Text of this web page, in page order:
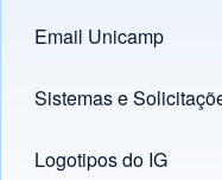
Links
Email Unicamp
(opens in new tab)
Sistemas e
(opens in new tab)
Logotipos do IG
(opens in new tab)